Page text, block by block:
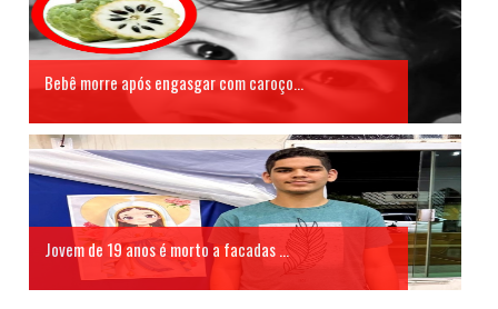
Bebê morre após engasgar com caroço...
Jovem de 19 anos é morto a facadas ...